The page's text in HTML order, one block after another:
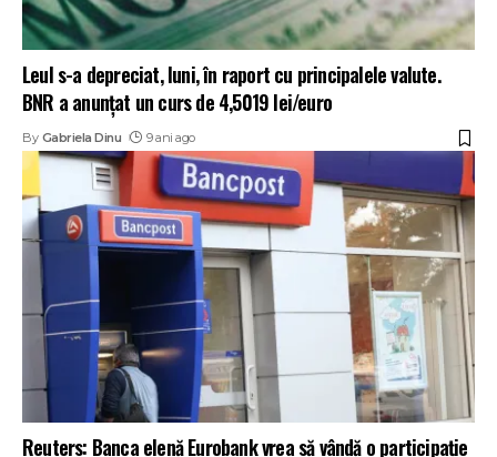
Leul s-a depreciat, luni, în raport cu principalele valute.
BNR a anunțat un curs de 4,5019 lei/euro
By Gabriela Dinu 9 ani ago
Reuters: Banca elenă Eurobank vrea să vândă o participaţie